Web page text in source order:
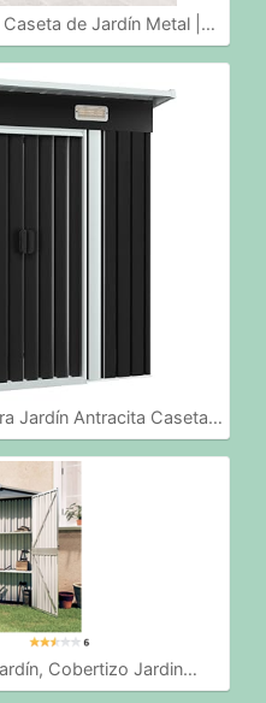
de Jardín Metal |…
Jardín Antracita Caseta…
Cobertizo Jardin…